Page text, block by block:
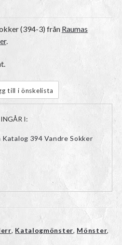
(394-3)från Raumas
.
till i önskelista
I:
Katalog 394 Vandre Sokker
, Katalogmönster, Mönster,